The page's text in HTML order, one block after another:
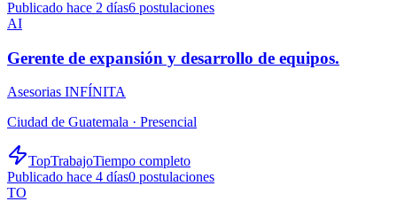
Publicado hace 2 días6 postulaciones
AI
Gerente de expansión y desarrollo de equipos.
Asesorias INFÍNITA
Ciudad de Guatemala · Presencial
TopTrabajoTiempo completo
Publicado hace 4 días0 postulaciones
TO